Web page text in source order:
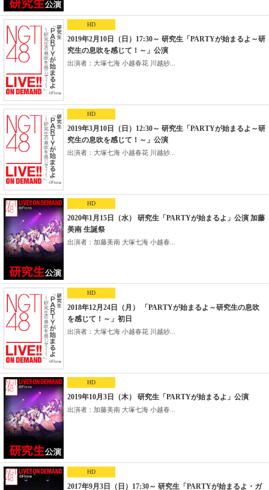
HD
2019年2月10日（日）17:30～ 研究生「PARTYが始まるよ～研
究生の息吹を感じて！～」公演
出演者：大塚七海 小越春花 川越紗...
HD
2019年3月10日（日）12:30～ 研究生「PARTYが始まるよ～研
究生の息吹を感じて！～」公演
出演者：大塚七海 小越春花 川越紗...
HD
2020年1月15日（水） 研究生「PARTYが始まるよ」公演 加藤
美南 生誕祭
出演者：加藤美南 大塚七海 小越春...
HD
2018年12月24日（月） 「PARTYが始まるよ～研究生の息吹
を感じて！～」初日
出演者：大塚七海 小越春花 川越紗...
HD
2019年10月3日（木） 研究生「PARTYが始まるよ」公演
出演者：加藤美南 大塚七海 小越春...
HD
2017年9月3日（日）17:30～ 研究生「PARTYが始まるよ・ガ